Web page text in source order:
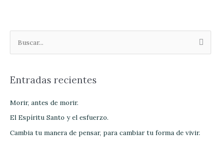
u
c
o
Entradas recientes
Morir, antes de morir.
El Espíritu Santo y el esfuerzo.
Cambia tu manera de pensar, para cambiar tu forma de vivir.